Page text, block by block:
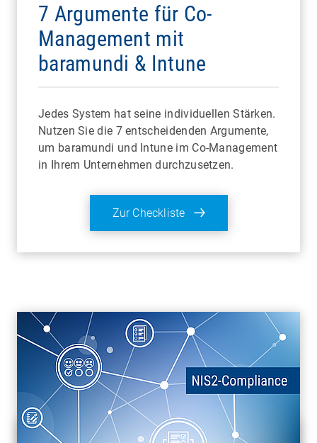
7 Argumente für Co-
Management mit
baramundi & Intune
Jedes System hat seine individuellen Stärken.
Nutzen Sie die 7 entscheidenden Argumente,
um baramundi und Intune im Co-Management
in Ihrem Unternehmen durchzusetzen.
Zur Checkliste